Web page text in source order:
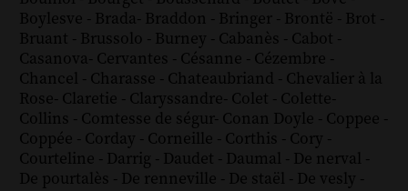
Boylesve - Brada- Braddon - Bringer - Brontë - Brot -
Bruant - Brussolo - Burney - Cabanès - Cabot -
Casanova- Cervantes - Césanne - Cézembre -
Chancel - Charasse - Chateaubriand - Chevalier à la
Rose- Claretie - Claryssandre- Colet - Colette-
Collins - Comtesse de ségur- Conan Doyle - Coppee -
Coppée - Corday - Corneille - Corthis - Cory -
Courteline - Darrig - Daudet - Daumal - De nerval -
De pourtalès - De renneville - De staël - De vesly -